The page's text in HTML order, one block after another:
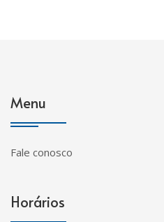
Menu
Fale conosco
Horários